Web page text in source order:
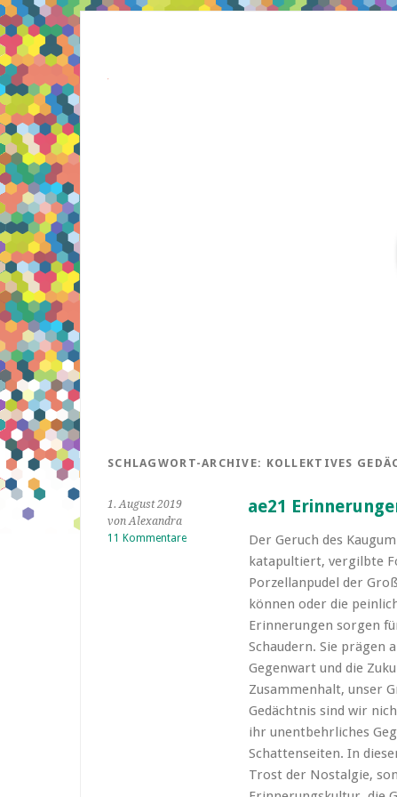
SCHLAGWORT-ARCHIVE: KOLLEKTIVES
1. August 2019
von Alexandra
11 Kommentare
ae21
Der Geruch des
katapultiert, vergilbte
Porzellanpudel der
können oder die
Erinnerungen sorgen
Schaudern. Sie prägen
Gegenwart und die
Zusammenhalt, unser
Gedächtnis sind wir
ihr unentbehrliches
Schattenseiten. In
Trost der Nostalgie,